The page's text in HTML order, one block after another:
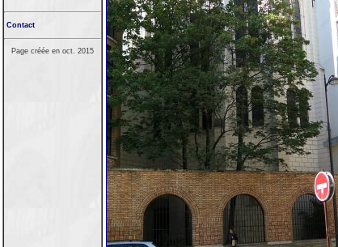
Contact
Page créée en oct. 2015